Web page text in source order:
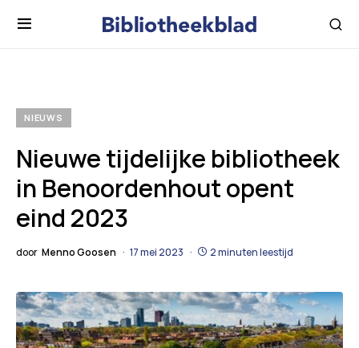
NIEUWS
Nieuwe tijdelijke bibliotheek
in Benoordenhout opent
eind 2023
door Menno Goosen 17 mei 2023 2 minuten leestijd